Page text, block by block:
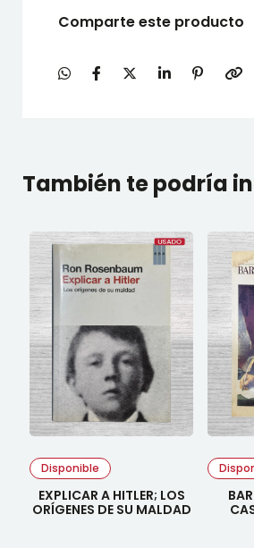
Comparte este producto
También te podría
Disponible
EXPLICAR A HITLER; LOS
ORÍGENES DE SU MALDAD